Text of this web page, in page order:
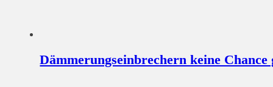
Dämmerungseinbrechern keine Chance